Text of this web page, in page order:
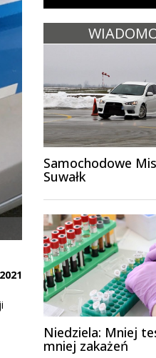
Samochodowe
Suwałk
Niedziela: Mniej
mniej zakażeń